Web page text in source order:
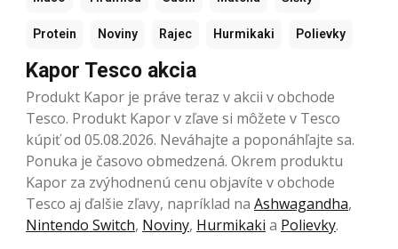
Protein Noviny Rajec Hurmikaki Polievky
Kapor Tesco akcia
Produkt Kapor je práve teraz v akcii v obchode
Tesco. Produkt Kapor v zľave si môžete v Tesco
kúpiť od 05.08.2026. Neváhajte a poponáhľajte sa.
Ponuka je časovo obmedzená. Okrem produktu
Kapor za zvýhodnenú cenu objavíte v obchode
Tesco aj ďalšie zľavy, napríklad na Ashwagandha,
Nintendo Switch, Noviny, Hurmikaki a Polievky.